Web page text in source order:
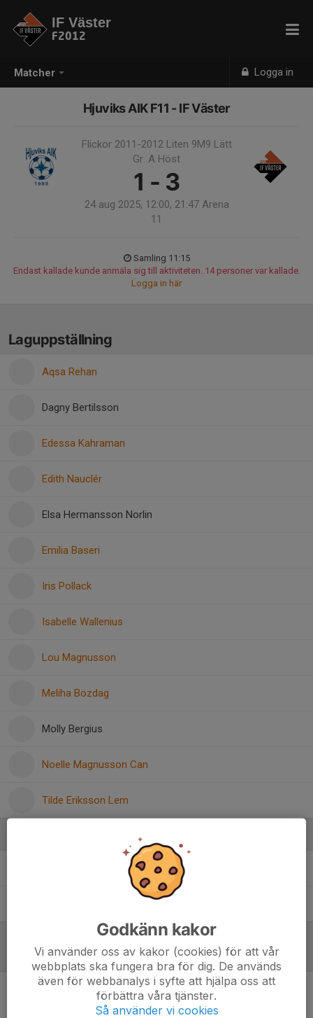
Matcher Logga in
IF Väster
F2012
Hjuviks AIK F11 - IF Väster
Flickor 2011-2012 Liten 9M9 Lätt
Gr. A Höst
1 - 3
24 aug 2025, 12:00, 21:47 Arena
11
Samling 11:15
Endast kallade kunde anmäla sig till aktiviteten. 14 personer var kallade.
Logga in här
Laguppställning
Aqsa Rehan
Dagny Bertilsson
Edessa Kahraman
Edith Nauclér
Elsa Hermansson Norlin
Emilia Baseri
Iris Pollack
Isabelle Wallenius
Lou Magnusson
Meliha Bozdag
Molly Bergius
Noelle Magnusson Can
Tilde Eriksson Lem
Administratör
Lagledare
Referat
Inget referat skrivet
Godkänn kakor
Vi använder oss av kakor (cookies) för att vår
webbplats ska fungera bra för dig. De används
även för webbanalys i syfte att hjälpa oss att
förbättra våra tjänster.
Så använder vi cookies